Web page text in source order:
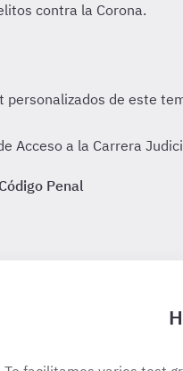
Acceso a la Carrera
Penal